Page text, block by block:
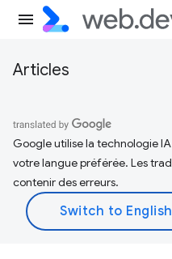
Articles
Google utilise la technologie
votre langue préférée. Les
contenir des erreurs.